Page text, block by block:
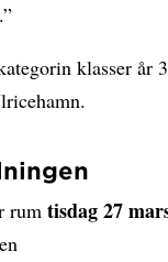
klasser år
rum tisdag 27